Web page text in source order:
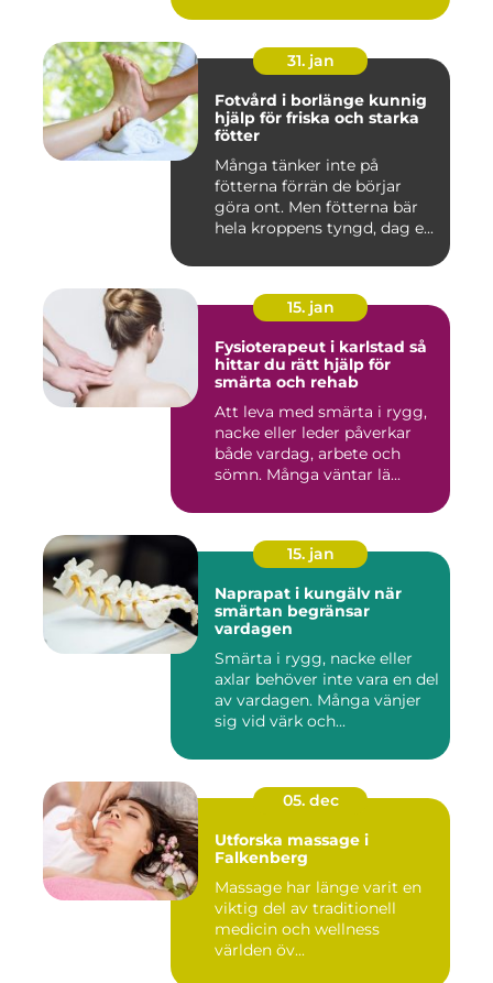
31. jan
Fotvård i borlänge kunnig
hjälp för friska och starka
fötter
Många tänker inte på
fötterna förrän de börjar
göra ont. Men fötterna bär
hela kroppens tyngd, dag e...
15. jan
Fysioterapeut i karlstad så
hittar du rätt hjälp för
smärta och rehab
Att leva med smärta i rygg,
nacke eller leder påverkar
både vardag, arbete och
sömn. Många väntar lä...
15. jan
Naprapat i kungälv när
smärtan begränsar
vardagen
Smärta i rygg, nacke eller
axlar behöver inte vara en del
av vardagen. Många vänjer
sig vid värk och...
05. dec
Utforska massage i
Falkenberg
Massage har länge varit en
viktig del av traditionell
medicin och wellness
världen öv...